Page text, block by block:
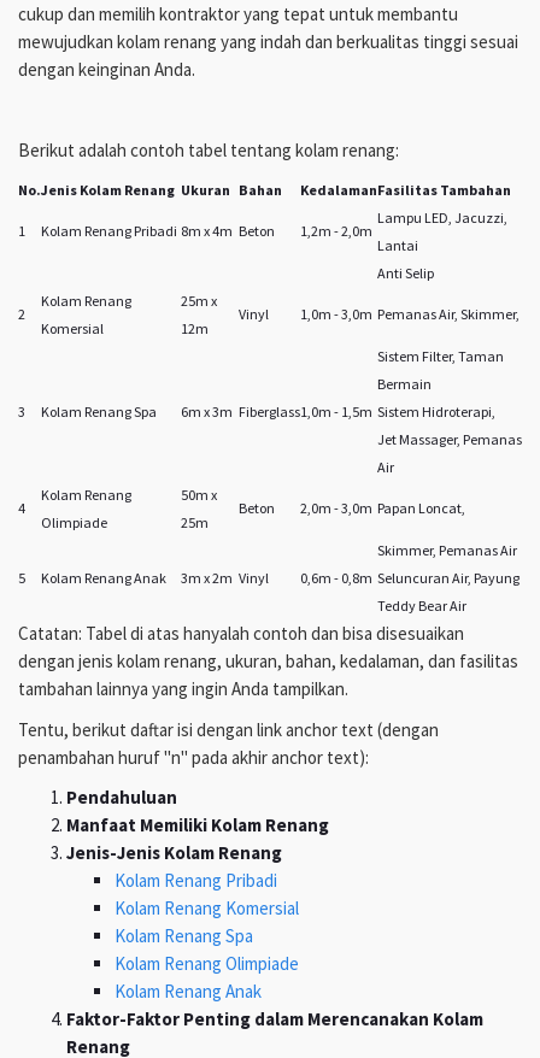
cukup dan memilih kontraktor yang tepat untuk membantu
mewujudkan kolam renang yang indah dan berkualitas tinggi sesuai
dengan keinginan Anda.
Berikut adalah contoh tabel tentang kolam renang:
No.Jenis Kolam Renang Ukuran Bahan KedalamanFasilitas Tambahan
1 Kolam Renang Pribadi 8m x 4m Beton 1,2m - 2,0m
Lampu LED, Jacuzzi,
Lantai
Anti Selip
2
Kolam Renang
Komersial
25m x
12m
Vinyl 1,0m - 3,0m Pemanas Air, Skimmer,
Sistem Filter, Taman
Bermain
3
Kolam Renang Spa 6m x 3m Fiberglass1,0m - 1,5m Sistem Hidroterapi,
Jet Massager, Pemanas
Air
4
Kolam Renang
Olimpiade
50m x
25m
Beton 2,0m - 3,0m Papan Loncat,
Skimmer, Pemanas Air
5
Kolam Renang Anak 3m x 2m Vinyl 0,6m - 0,8m Seluncuran Air, Payung
Teddy Bear Air
Catatan: Tabel di atas hanyalah contoh dan bisa disesuaikan
dengan jenis kolam renang, ukuran, bahan, kedalaman, dan fasilitas
tambahan lainnya yang ingin Anda tampilkan.
Tentu, berikut daftar isi dengan link anchor text (dengan
penambahan huruf "n" pada akhir anchor text):
Pendahuluan
Manfaat Memiliki Kolam Renang
Jenis-Jenis Kolam Renang
Kolam Renang Pribadi
Kolam Renang Komersial
Kolam Renang Spa
Kolam Renang Olimpiade
Kolam Renang Anak
Faktor-Faktor Penting dalam Merencanakan Kolam
Renang